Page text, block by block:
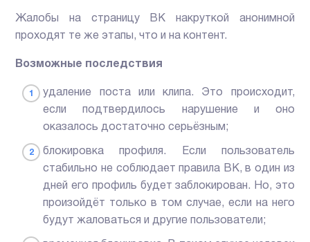
Жалобы на страницу ВК накруткой анонимной
проходят те же этапы, что и на контент.
Возможные последствия
удаление поста или клипа. Это происходит,
если подтвердилось нарушение и оно
оказалось достаточно серьёзным;
блокировка профиля. Если пользователь
стабильно не соблюдает правила ВК, в один из
дней его профиль будет заблокирован. Но, это
произойдёт только в том случае, если на него
будут жаловаться и другие пользователи;